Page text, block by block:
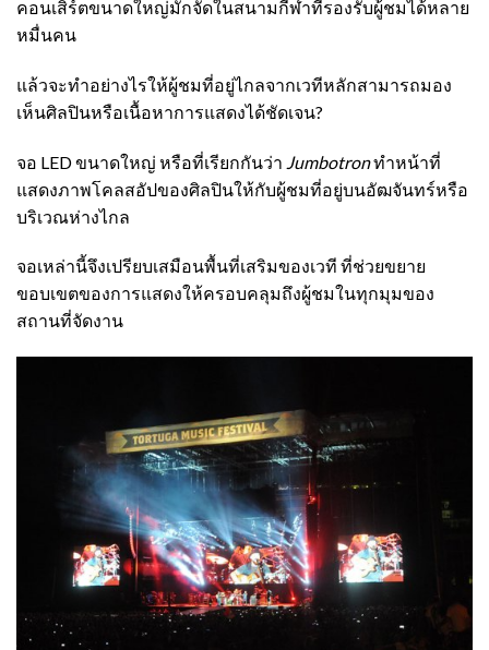
คอนเสิร์ตขนาดใหญ่มักจัดในสนามกีฬาที่รองรับผู้ชมได้หลาย
หมื่นคน
แล้วจะทำอย่างไรให้ผู้ชมที่อยู่ไกลจากเวทีหลักสามารถมอง
เห็นศิลปินหรือเนื้อหาการแสดงได้ชัดเจน?
จอ LED ขนาดใหญ่ หรือที่เรียกกันว่า Jumbotronทำหน้าที่
แสดงภาพโคลสอัปของศิลปินให้กับผู้ชมที่อยู่บนอัฒจันทร์หรือ
บริเวณห่างไกล
จอเหล่านี้จึงเปรียบเสมือนพื้นที่เสริมของเวที ที่ช่วยขยาย
ขอบเขตของการแสดงให้ครอบคลุมถึงผู้ชมในทุกมุมของ
สถานที่จัดงาน